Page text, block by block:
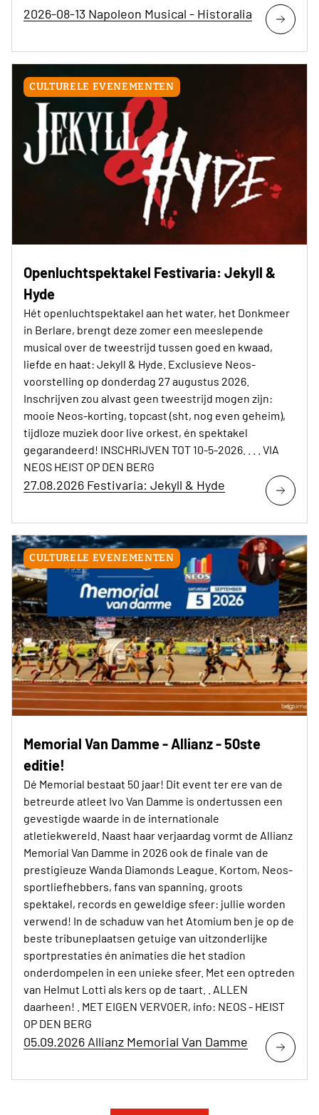
2026-08-13 Napoleon Musical - Historalia
CULTURELE EVENEMENTEN
Openluchtspektakel Festivaria: Jekyll &
Hyde
Hét openluchtspektakel aan het water, het Donkmeer
in Berlare, brengt deze zomer een meeslepende
musical over de tweestrijd tussen goed en kwaad,
liefde en haat: Jekyll & Hyde. Exclusieve Neos-
voorstelling op donderdag 27 augustus 2026.
Inschrijven zou alvast geen tweestrijd mogen zijn:
mooie Neos-korting, topcast (sht, nog even geheim),
tijdloze muziek door live orkest, én spektakel
gegarandeerd! INSCHRIJVEN TOT 10-5-2026. . . . VIA
NEOS HEIST OP DEN BERG
27.08.2026 Festivaria: Jekyll & Hyde
CULTURELE EVENEMENTEN
Memorial Van Damme - Allianz - 50ste
editie!
Dé Memorial bestaat 50 jaar! Dit event ter ere van de
betreurde atleet Ivo Van Damme is ondertussen een
gevestigde waarde in de internationale
atletiekwereld. Naast haar verjaardag vormt de Allianz
Memorial Van Damme in 2026 ook de finale van de
prestigieuze Wanda Diamonds League. Kortom, Neos-
sportliefhebbers, fans van spanning, groots
spektakel, records en geweldige sfeer: jullie worden
verwend! In de schaduw van het Atomium ben je op de
beste tribuneplaatsen getuige van uitzonderlijke
sportprestaties én animaties die het stadion
onderdompelen in een unieke sfeer. Met een optreden
van Helmut Lotti als kers op de taart. . ALLEN
daarheen! . MET EIGEN VERVOER, info: NEOS - HEIST
OP DEN BERG
05.09.2026 Allianz Memorial Van Damme